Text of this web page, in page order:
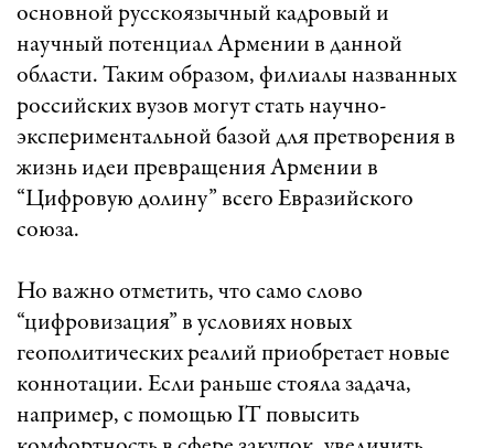
основной русскоязычный кадровый и
научный потенциал Армении в данной
области. Таким образом, филиалы названных
российских вузов могут стать научно-
экспериментальной базой для претворения в
жизнь идеи превращения Армении в
“Цифровую долину” всего Евразийского
союза.
Но важно отметить, что само слово
“цифровизация” в условиях новых
геополитических реалий приобретает новые
коннотации. Если раньше стояла задача,
например, с помощью IT повысить